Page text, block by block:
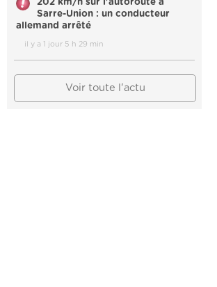
202 km/h sur l'autoroute à
Sarre-Union : un conducteur
allemand arrêté
il y a 1 jour 5 h 29 min
Voir toute l'actu